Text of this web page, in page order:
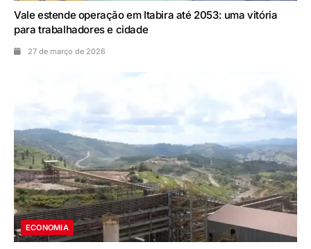
Vale estende operação em Itabira até 2053: uma vitória
para trabalhadores e cidade
27 de março de 2026
ECONOMIA